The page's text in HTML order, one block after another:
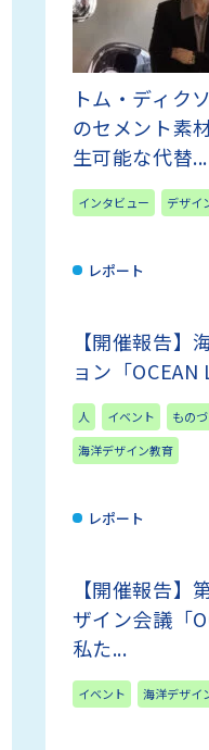
トム・ディク
のセメント素
生可能な代替...
インタビュー デザイ
レポート
【開催報告】
ョン「OCEAN
人 イベント もの
海洋デザイン教育
レポート
【開催報告】
ザイン会議「
私た...
イベント 海洋デザイ